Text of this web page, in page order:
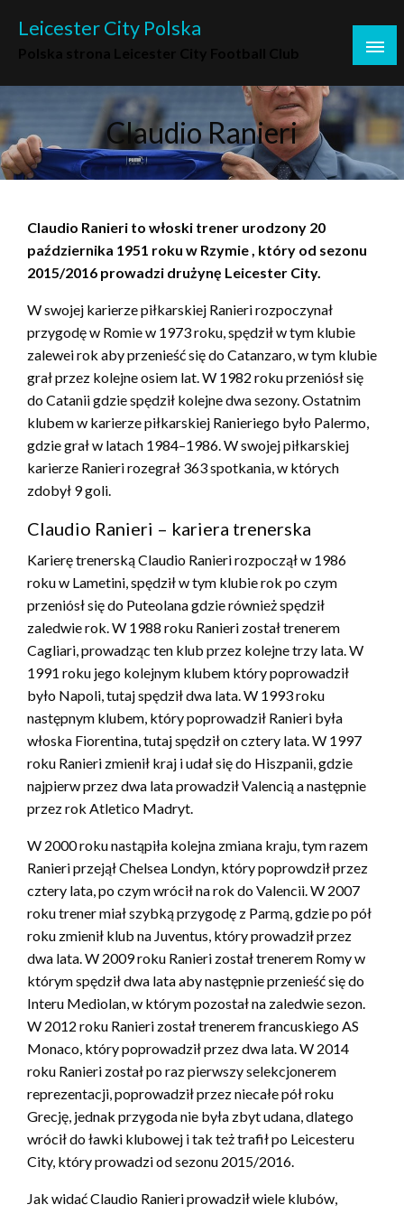
Leicester City Polska
Claudio Ranieri
Claudio Ranieri to włoski trener urodzony 20
października 1951 roku w Rzymie , który od sezonu
2015/2016 prowadzi drużynę Leicester City.
W swojej karierze piłkarskiej Ranieri rozpoczynał
przygodę w Romie w 1973 roku, spędził w tym klubie
zalewei rok aby przenieść się do Catanzaro, w tym klubie
grał przez kolejne osiem lat. W 1982 roku przeniósł się
do Catanii gdzie spędził kolejne dwa sezony. Ostatnim
klubem w karierze piłkarskiej Ranieriego było Palermo,
gdzie grał w latach 1984–1986. W swojej piłkarskiej
karierze Ranieri rozegrał 363 spotkania, w których
zdobył 9 goli.
Claudio Ranieri – kariera trenerska
Karierę trenerską Claudio Ranieri rozpoczął w 1986
roku w Lametini, spędził w tym klubie rok po czym
przeniósł się do Puteolana gdzie również spędził
zaledwie rok. W 1988 roku Ranieri został trenerem
Cagliari, prowadząc ten klub przez kolejne trzy lata. W
1991 roku jego kolejnym klubem który poprowadził
było Napoli, tutaj spędził dwa lata. W 1993 roku
następnym klubem, który poprowadził Ranieri była
włoska Fiorentina, tutaj spędził on cztery lata. W 1997
roku Ranieri zmienił kraj i udał się do Hiszpanii, gdzie
najpierw przez dwa lata prowadził Valencią a następnie
przez rok Atletico Madryt.
W 2000 roku nastąpiła kolejna zmiana kraju, tym razem
Ranieri przejął Chelsea Londyn, który poprowdził przez
cztery lata, po czym wrócił na rok do Valencii. W 2007
roku trener miał szybką przygodę z Parmą, gdzie po pół
roku zmienił klub na Juventus, który prowadził przez
dwa lata. W 2009 roku Ranieri został trenerem Romy w
którym spędził dwa lata aby następnie przenieść się do
Interu Mediolan, w którym pozostał na zaledwie sezon.
W 2012 roku Ranieri został trenerem francuskiego AS
Monaco, który poprowadził przez dwa lata. W 2014
roku Ranieri został po raz pierwszy selekcjonerem
reprezentacji, poprowadził przez niecałe pół roku
Grecję, jednak przygoda nie była zbyt udana, dlatego
wrócił do ławki klubowej i tak też trafił po Leicesteru
City, który prowadzi od sezonu 2015/2016.
Jak widać Claudio Ranieri prowadził wiele klubów,